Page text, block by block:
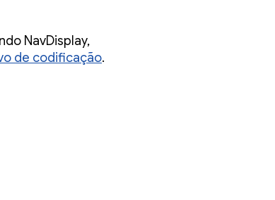
NavDisplay,
de codificação.